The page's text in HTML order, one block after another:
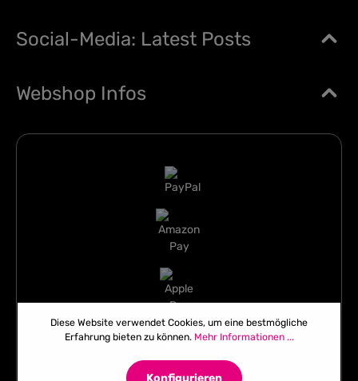
Social-Media: Latest Posts
Webshop Infos
Diese Website verwendet Cookies, um eine bestmögliche
Erfahrung bieten zu können. Mehr Informationen ...
Konfigurieren